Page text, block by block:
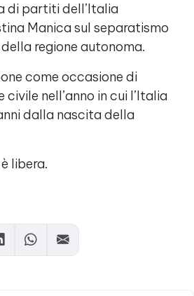
di partiti dell’Italia
Manica sul separatismo
regione autonoma.
come occasione di
nell’anno in cui l’Italia
dalla nascita della
libera.